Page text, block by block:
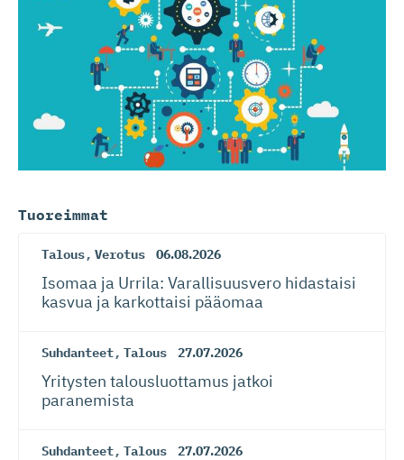
Tuoreimmat
Talous, Verotus 06.08.2026
Isomaa ja Urrila: Varallisuusvero hidastaisi
kasvua ja karkottaisi pääomaa
Suhdanteet, Talous 27.07.2026
Yritysten talousluottamus jatkoi
paranemista
Suhdanteet, Talous 27.07.2026